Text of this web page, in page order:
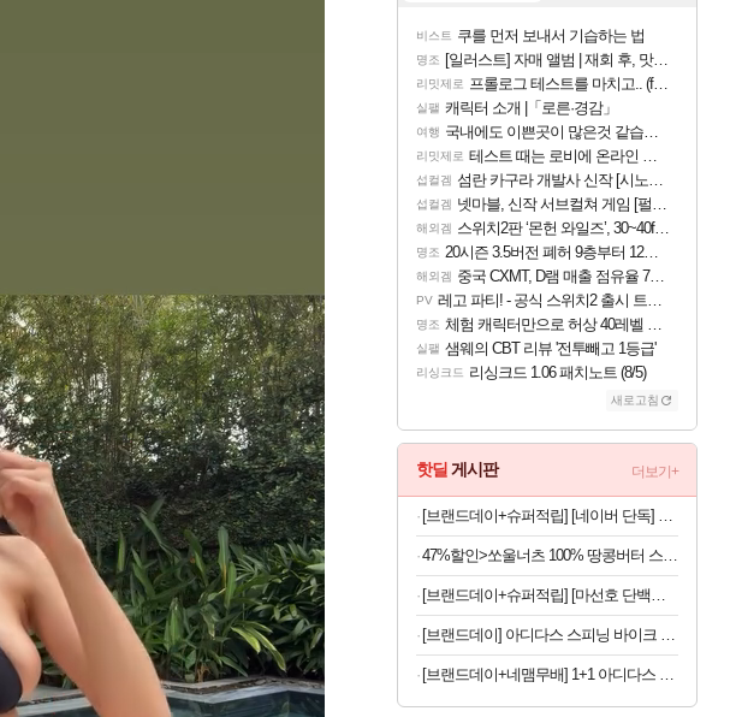
비스트 쿠를 먼저 보내서 기습하는 법
명조 [일러스트] 자매 앨범 | 재회 후, 맛집에서
리밋제로 프롤로그 테스트를 마치고.. (feat. 리아)
실팰 캐릭터 소개 |「로른·경감」
여행 국내에도 이쁜곳이 많은것 같습니다
리밋제로 테스트 때는 로비에 온라인 기능이 있는데
섭컬겜 섬란 카구라 개발사 신작 [시노비 넥서스] 연내 출시 예정
섭컬겜 넷마블, 신작 서브컬쳐 게임 [펄 인 블루] 티저 사이트 오픈
해외겜 스위치2판 ‘몬헌 와일즈’, 30~40fps 목표 추정
명조 20시즌 3.5버전 폐허 9층부터 12층까지 클리어 조합 | 죽음의 노래와 바닷속 폐허 |
해외겜 중국 CXMT, D램 매출 점유율 7%…글로벌 4위로 부상
PV 레고 파티! - 공식 스위치2 출시 트레일러
명조 체험 캐릭터만으로 허상 40레벨 하이와티아 5분 컷!｜에이메스·린네·모니에 명함
실팰 샘웨의 CBT 리뷰 '전투빼고 1등급'
리싱크드 리싱크드 1.06 패치노트 (8/5)
새로고침
핫딜 게시판 더보기+
[브랜드데이+슈퍼적립] [네이버 단독] 셀렉스 프로핏 버라이어티팩(총 8입)
47%할인>쏘울너츠 100% 땅콩버터 스무스, 500g, 2개
[브랜드데이+슈퍼적립] [마선호 단백질] 셀렉스 프로핏 Sports WPI 드링크 초콜릿, 330ml, 12개
[브랜드데이] 아디다스 스피닝 바이크 C-21x 실내 자전거 스핀 헬스 사이클 유산소 운동기구 홈트
[브랜드데이+네맴무배] 1+1 아디다스 퍼포먼스 무릎보호대 니슬리브 배구 헬스 축구 러닝 농구 운동 등산 테니스